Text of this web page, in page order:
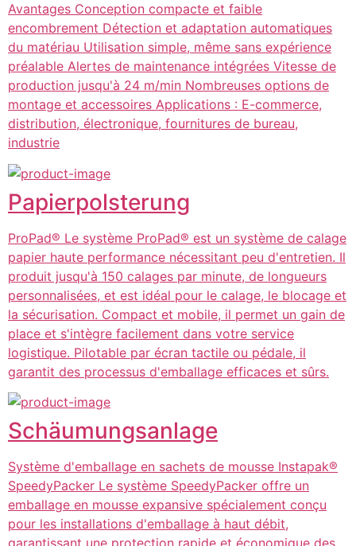
Avantages Conception compacte et faible
encombrement Détection et adaptation automatiques
du matériau Utilisation simple, même sans expérience
préalable Alertes de maintenance intégrées Vitesse de
production jusqu'à 24 m/min Nombreuses options de
montage et accessoires Applications : E-commerce,
distribution, électronique, fournitures de bureau,
industrie
Papierpolsterung
ProPad® Le système ProPad® est un système de calage
papier haute performance nécessitant peu d'entretien. Il
produit jusqu'à 150 calages par minute, de longueurs
personnalisées, et est idéal pour le calage, le blocage et
la sécurisation. Compact et mobile, il permet un gain de
place et s'intègre facilement dans votre service
logistique. Pilotable par écran tactile ou pédale, il
garantit des processus d'emballage efficaces et sûrs.
Schäumungsanlage
Système d'emballage en sachets de mousse Instapak®
SpeedyPacker Le système SpeedyPacker offre un
emballage en mousse expansive spécialement conçu
pour les installations d'emballage à haut débit,
garantissant une protection rapide et économique des